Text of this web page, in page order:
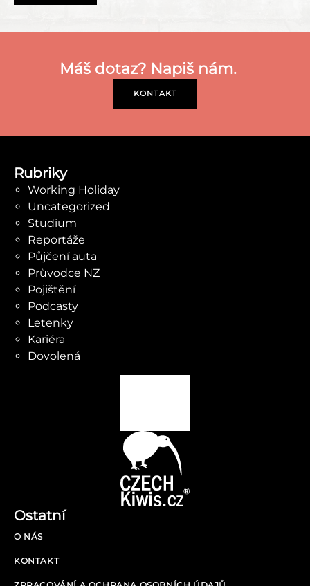
Máš dotaz? Napiš nám.
KONTAKT
Rubriky
Working Holiday
Uncategorized
Studium
Reportáže
Půjčení auta
Průvodce NZ
Pojištění
Podcasty
Letenky
Kariéra
Dovolená
Ostatní
O NÁS
KONTAKT